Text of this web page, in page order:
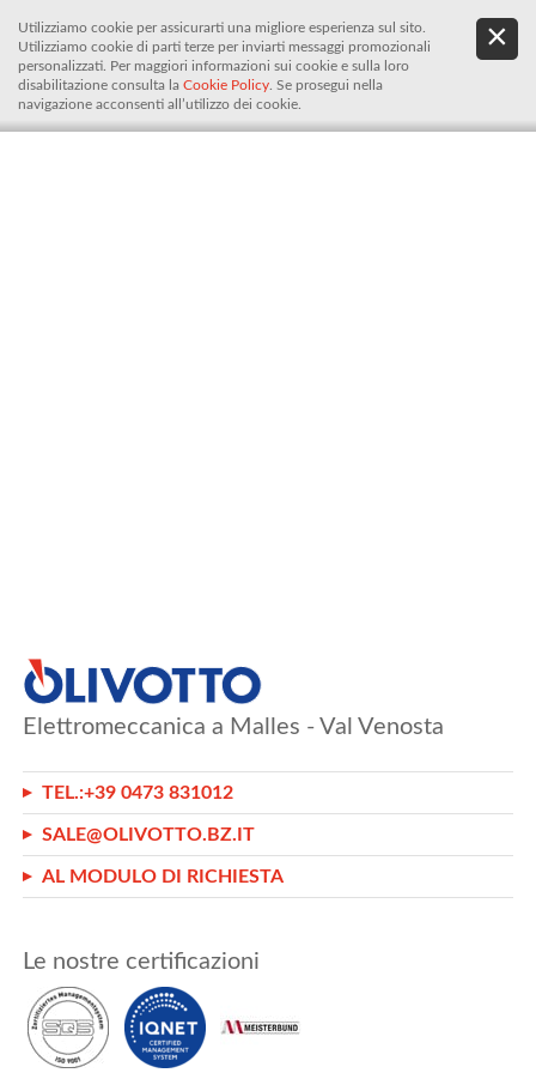
Utilizziamo cookie per assicurarti una migliore esperienza sul sito.
Utilizziamo cookie di parti terze per inviarti messaggi promozionali
personalizzati. Per maggiori informazioni sui cookie e sulla loro
disabilitazione consulta la Cookie Policy . Se prosegui nella
navigazione acconsenti all’utilizzo dei cookie.
De.It
Elettromeccanica a Malles - Val Venosta
TEL.:+39 0473 831012
SALE@OLIVOTTO.BZ.IT
AL MODULO DI RICHIESTA
Le nostre certificazioni